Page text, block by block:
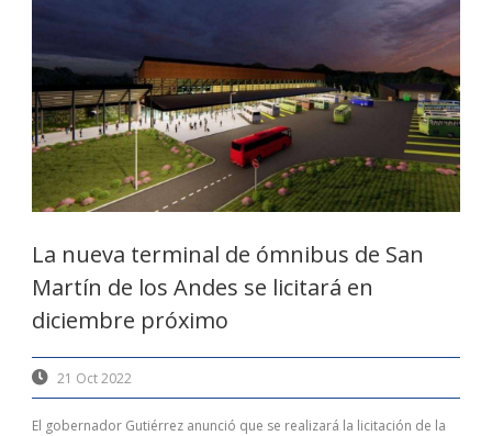
La nueva terminal de ómnibus de San
Martín de los Andes se licitará en
diciembre próximo
21 Oct 2022
El gobernador Gutiérrez anunció que se realizará la licitación de la